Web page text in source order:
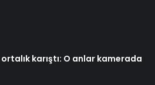
karıştı: O anlar kamerada